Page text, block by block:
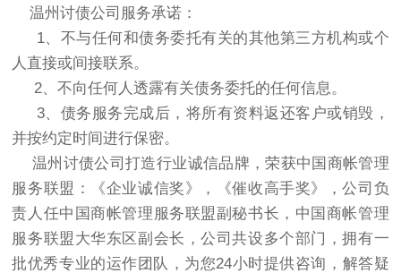
温州讨债公司服务承诺：
1、不与任何和债务委托有关的其他第三方机构或个
人直接或间接联系。
2、不向任何人透露有关债务委托的任何信息。
3、债务服务完成后，将所有资料返还客户或销毁，
并按约定时间进行保密。
温州讨债公司打造行业诚信品牌，荣获中国商帐管理
服务联盟：《企业诚信奖》，《催收高手奖》，公司负
责人任中国商帐管理服务联盟副秘书长，中国商帐管理
服务联盟大华东区副会长，公司共设多个部门，拥有一
批优秀专业的运作团队，为您24小时提供咨询，解答疑